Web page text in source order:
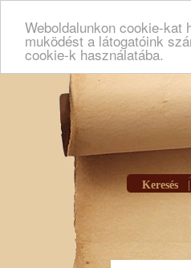
Weboldalunkon cookie-kat
muködést a látogatóink
cookie-k használatába.
Keresés